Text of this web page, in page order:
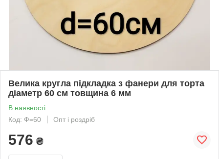
Велика кругла підкладка з фанери для торта
діаметр 60 см товщина 6 мм
В наявності
Код: Ф=60
Опт і роздріб
576 ₴